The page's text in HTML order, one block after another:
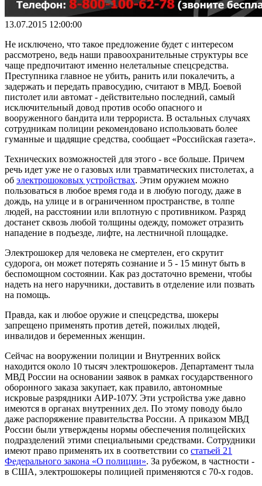
13.07.2015 12:00:00
Не исключено, что такое предложение будет с интересом
рассмотрено, ведь наши правоохранительные структуры все
чаще предпочитают именно нелетальные спецсредства.
Преступника главное не убить, ранить или покалечить, а
задержать и передать правосудию, считают в МВД. Боевой
пистолет или автомат - действительно последний, самый
исключительный довод против особо опасного и
вооруженного бандита или террориста. В остальных случаях
сотрудникам полиции рекомендовано использовать более
гуманные и щадящие средства, сообщает «Российская газета».
Технических возможностей для этого - все больше. Причем
речь идет уже не о газовых или травматических пистолетах, а
об электрошоковых устройствах. Этим оружием можно
пользоваться в любое время года и в любую погоду, даже в
дождь, на улице и в ограниченном пространстве, в толпе
людей, на расстоянии или вплотную с противником. Разряд
достанет сквозь любой толщины одежду, поможет отразить
нападение в подъезде, лифте, на лестничной площадке.
Электрошокер для человека не смертелен, его скрутит
судорога, он может потерять сознание и 5 - 15 минут быть в
беспомощном состоянии. Как раз достаточно времени, чтобы
надеть на него наручники, доставить в отделение или позвать
на помощь.
Правда, как и любое оружие и спецсредства, шокеры
запрещено применять против детей, пожилых людей,
инвалидов и беременных женщин.
Сейчас на вооружении полиции и Внутренних войск
находится около 10 тысяч электрошокеров. Департамент тыла
МВД России на основании заявок в рамках государственного
оборонного заказа закупает, как правило, автономные
искровые разрядники АИР-107У. Эти устройства уже давно
имеются в органах внутренних дел. По этому поводу было
даже распоряжение правительства России. А приказом МВД
России были утверждены нормы обеспечения полицейских
подразделений этими специальными средствами. Сотрудники
имеют право применять их в соответствии со статьей 21
Федерального закона «О полиции». За рубежом, в частности -
в США, электрошокеры полицией применяются с 70-х годов.